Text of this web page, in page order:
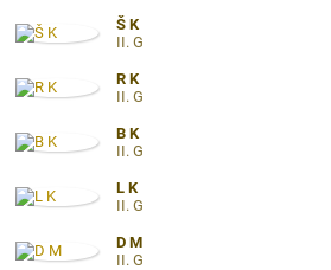
Š K
II. G
R K
II. G
B K
II. G
L K
II. G
D M
II. G